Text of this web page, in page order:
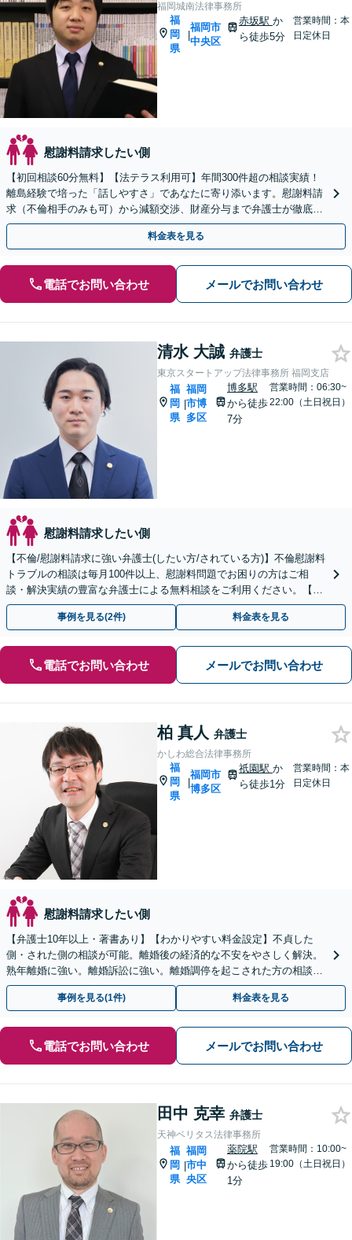
福岡城南法律事務所
福
岡
県
|
福岡市
中央区
赤坂駅 か
ら徒歩5分
営業時間：本
日定休日
慰謝料請求したい側
【初回相談60分無料】【法テラス利用可】年間300件超の相談実績！
離島経験で培った「話しやすさ」であなたに寄り添います。慰謝料請
求（不倫相手のみも可）から減額交渉、財産分与まで弁護士が徹底サ
ポート。お一人で悩まずにご相談ください。
料金表を見る
電話でお問い合わせ メールでお問い合わせ
清水 大誠 弁護士
東京スタートアップ法律事務所 福岡支店
福
岡
県
|
福岡
市博
多区
博多駅
から徒歩
7分
営業時間：06:30~
22:00（土日祝日）
慰謝料請求したい側
【不倫/慰謝料請求に強い弁護士(したい方/されている方)】不倫慰謝料
トラブルの相談は毎月100件以上、慰謝料問題でお困りの方はご相
談・解決実績の豊富な弁護士による無料相談をご利用ください。【不
倫相談は初回0円】【福岡県全域対応】
事例を見る(2件) 料金表を見る
電話でお問い合わせ メールでお問い合わせ
柏 真人 弁護士
かしわ総合法律事務所
福
岡
県
|
福岡市
博多区
祇園駅 か
ら徒歩1分
営業時間：本
日定休日
慰謝料請求したい側
【弁護士10年以上・著書あり】【わかりやすい料金設定】不貞した
側・された側の相談が可能。離婚後の経済的な不安をやさしく解決。
熟年離婚に強い。離婚訴訟に強い。離婚調停を起こされた方の相談に
も対応しています。
事例を見る(1件) 料金表を見る
電話でお問い合わせ メールでお問い合わせ
田中 克幸 弁護士
天神ベリタス法律事務所
福
岡
県
|
福岡
市中
央区
薬院駅
から徒歩
1分
営業時間：10:00~
19:00（土日祝日）